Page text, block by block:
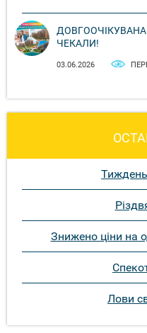
ДОВГООЧІКУВАНА
ЧЕКАЛИ!
03.06.2026
Тиждень
Знижено ціни на
Лови